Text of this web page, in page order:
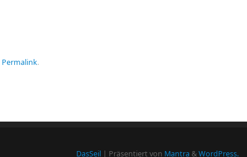
Permalink.
DasSeil| Präsentiert von Mantra &WordPress.